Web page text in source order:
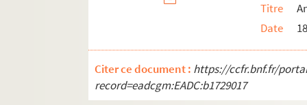
Titre
Date
Citer ce document : https://ccfr.bnf.fr/
record=eadcgm:EADC:b1729017